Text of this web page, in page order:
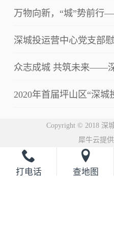
Copyright © 2018 深
犀牛云提
打电话 查地图